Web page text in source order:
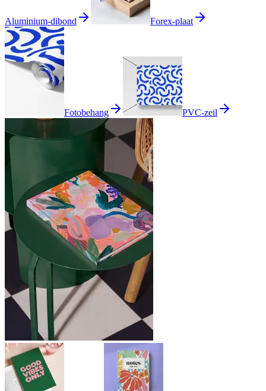
Aluminium-dibond Forex-plaat
Fotobehang PVC-zeil